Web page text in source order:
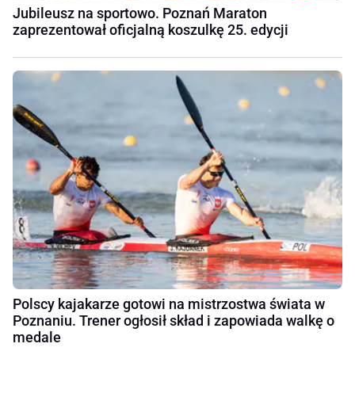
Jubileusz na sportowo. Poznań Maraton
zaprezentował oficjalną koszulkę 25. edycji
Polscy kajakarze gotowi na mistrzostwa świata w
Poznaniu. Trener ogłosił skład i zapowiada walkę o
medale